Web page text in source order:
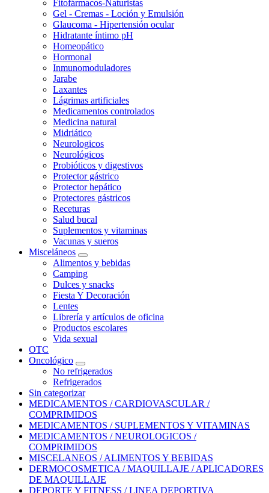
Fitofármacos-Naturistas
Gel - Cremas - Loción y Emulsión
Glaucoma - Hipertensión ocular
Hidratante íntimo pH
Homeopático
Hormonal
Inmunomoduladores
Jarabe
Laxantes
Lágrimas artificiales
Medicamentos controlados
Medicina natural
Midriático
Neurologicos
Neurológicos
Probióticos y digestivos
Protector gástrico
Protector hepático
Protectores gástricos
Receturas
Salud bucal
Suplementos y vitaminas
Vacunas y sueros
Misceláneos
Alimentos y bebidas
Camping
Dulces y snacks
Fiesta Y Decoración
Lentes
Librería y artículos de oficina
Productos escolares
Vida sexual
OTC
Oncológico
No refrigerados
Refrigerados
Sin categorizar
MEDICAMENTOS / CARDIOVASCULAR /
COMPRIMIDOS
MEDICAMENTOS / SUPLEMENTOS Y VITAMINAS
MEDICAMENTOS / NEUROLOGICOS /
COMPRIMIDOS
MISCELANEOS / ALIMENTOS Y BEBIDAS
DERMOCOSMETICA / MAQUILLAJE / APLICADORES
DE MAQUILLAJE
DEPORTE Y FITNESS / LINEA DEPORTIVA